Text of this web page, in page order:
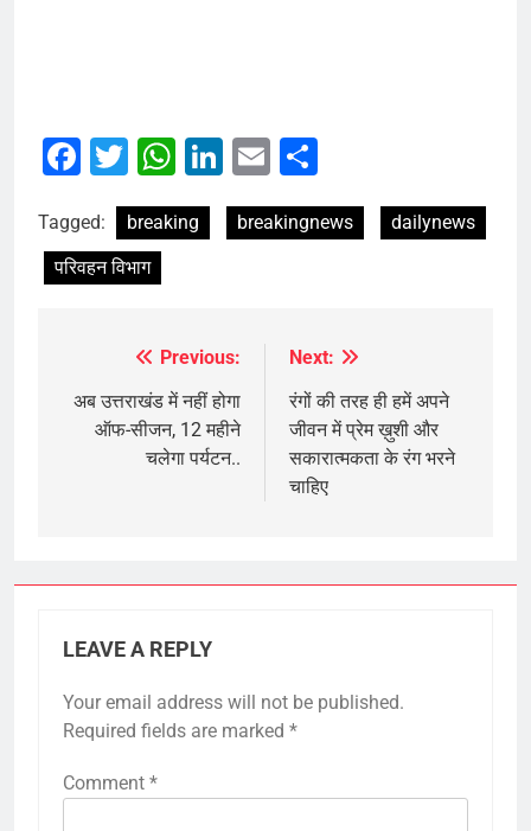
Facebook
Twitter
WhatsApp
LinkedIn
Email
Tagged: breaking breakingnews
dailynews
परिवहन विभाग
navigation
Previous:
अब उत्तराखंड में नहीं होगा
ऑफ-सीजन, 12 महीने
चलेगा पर्यटन..
Next:
रंगों की तरह ही हमें अपने
जीवन में प्रेम ख़ुशी और
सकारात्मकता के रंग भरने
चाहिए
LEAVE A REPLY
Your email address will not be published.
Required fields are marked *
Comment *